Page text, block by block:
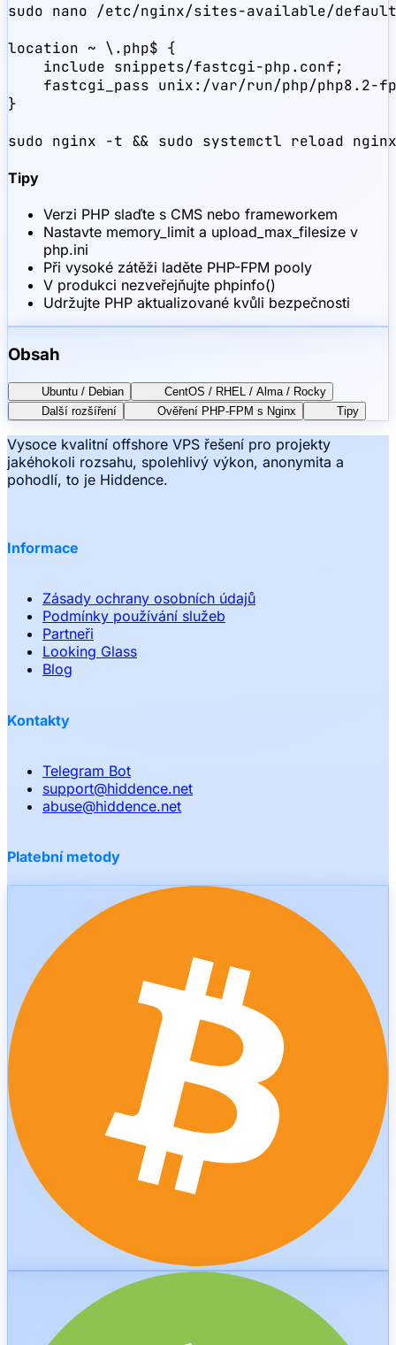
sudo nano /etc/nginx/sites-available/default
location ~ \.php$ {
    include snippets/fastcgi-php.conf;
fastcgi_pass unix:/var/run/php/php8.2-
}
sudo nginx -t && sudo systemctl reload nginx
Tipy
Verzi PHP slaďte s CMS nebo frameworkem
Nastavte memory_limit a upload_max_filesize v
php.ini
Při vysoké zátěži laděte PHP-FPM pooly
V produkci nezveřejňujte phpinfo()
Udržujte PHP aktualizované kvůli bezpečnosti
Obsah
Ubuntu / Debian
CentOS / RHEL / Alma / Rocky
Další rozšíření
Ověření PHP-FPM s Nginx Tipy
Vysoce kvalitní offshore VPS řešení pro projekty
jakéhokoli rozsahu, spolehlivý výkon, anonymita a
pohodlí, to je Hiddence.
Informace
Zásady ochrany osobních údajů
Podmínky používání služeb
Partneři
Looking Glass
Blog
Kontakty
Telegram Bot
support@hiddence.net
abuse@hiddence.net
Platební metody